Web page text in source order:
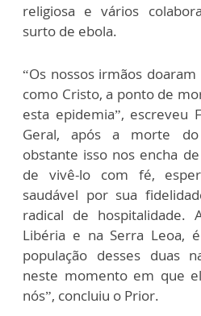
religiosa e vários
surto de ebola.
“Os nossos irmãos
como Cristo, a ponto de
esta epidemia”, escreveu
Geral, após a morte
obstante isso nos encha
de vivê-lo com fé,
saudável por sua
radical de hospitalidade.
Libéria e na Serra Leoa,
população desses duas
neste momento em que
nós”, concluiu o Prior.